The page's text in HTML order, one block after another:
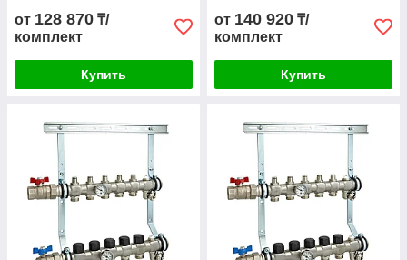
от 128 870 ₸/
комплект
Купить
от 140 920 ₸/
комплект
Купить